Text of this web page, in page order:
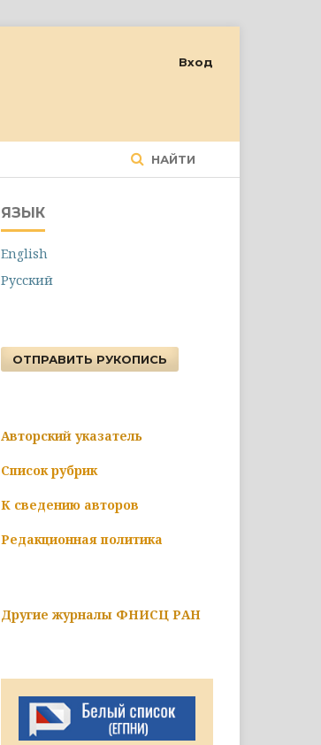
НАЙТИ
Вход
ЯЗЫК
English
Русский
ОТПРАВИТЬ РУКОПИСЬ
Авторский указатель
Список рубрик
К сведению авторов
Редакционная политика
Другие журналы ФНИСЦ РАН